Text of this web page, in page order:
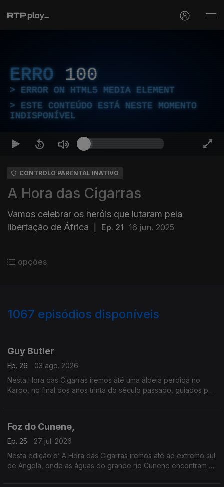
ERRO 100
ERROR ON HTML5 MEDIA ELEMENT
ESTE CONTEÚDO ESTÁ NESTE MOMENTO
INDISPONÍVEL
CONTROLO PARENTAL INATIVO
A Hora das Cigarras
Vamos celebrar os heróis que lutaram pela
libertação de África
Ep. 21 16 jun. 2025
opções
1067 episódios disponíveis
Guy Butler
Ep. 26
03 ago. 2026
Nesta Hora das Cigarras iremos até uma aldeia perdida no
Karoo, no final dos anos trinta do século passado, guiados por
Foz do Cunene,
Ep. 25
27 jul. 2026
Nesta edição d’ A Hora das Cigarras iremos até ao extremo sul
de Angola, onde as águas do grande rio Cunene encontram as